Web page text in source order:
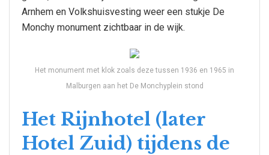
Arnhem en Volkshuisvesting weer een stukje De
Monchy monument zichtbaar in de wijk.
Het monument met klok zoals deze tussen 1936 en 1965 in
Malburgen aan het De Monchyplein stond
Het Rijnhotel (later
Hotel Zuid) tijdens de